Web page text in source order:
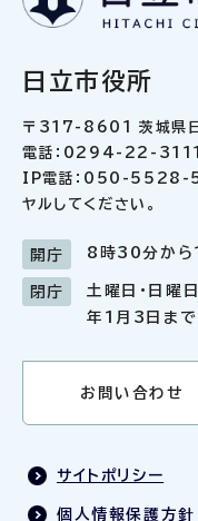
日立市役所
〒317-8601 茨城県
電話：0294-22-3111
IP電話：050-5528-
ヤルしてください。
開庁 8時30分か
閉庁
土曜日・日曜
年1月3日まで
お問い合わせ
サイトポリシー
個人情報保護方針